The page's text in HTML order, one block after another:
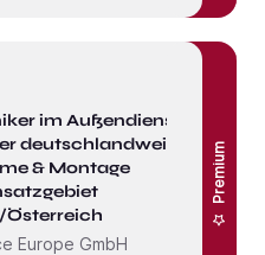
im Außendienst /
deutschlandweit –
& Montage
Europe GmbH
Premium